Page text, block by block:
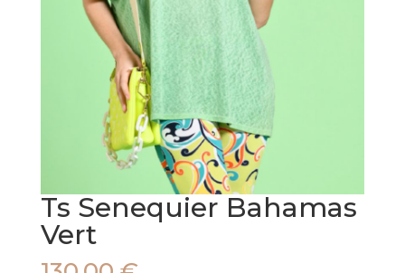
Ts Senequier Bahamas
Vert